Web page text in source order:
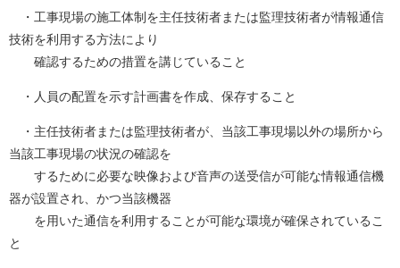
・工事現場の施工体制を主任技術者または監理技術者が情報通信
技術を利用する方法により
確認するための措置を講じていること
・人員の配置を示す計画書を作成、保存すること
・主任技術者または監理技術者が、当該工事現場以外の場所から
当該工事現場の状況の確認を
するために必要な映像および音声の送受信が可能な情報通信機
器が設置され、かつ当該機器
を用いた通信を利用することが可能な環境が確保されているこ
と